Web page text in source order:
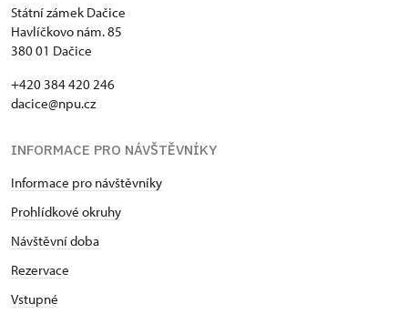
Státní zámek Dačice
Havlíčkovo nám. 85
380 01 Dačice
+420 384 420 246
dacice@npu.cz
INFORMACE PRO NÁVŠTĚVNÍKY
Informace pro návštěvníky
Prohlídkové okruhy
Návštěvní doba
Rezervace
Vstupné